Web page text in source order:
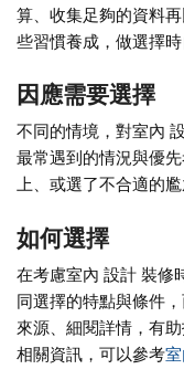
算、收集足夠的資料
些習慣養成，做選擇時
因應需要選擇
不同的情境，對室內
最常遇到的情況與優
上、或選了不合適的
如何選擇
在考慮室內 設計 裝修
同選擇的特點與條件
來源、細閱詳情，有
相關資訊，可以參考